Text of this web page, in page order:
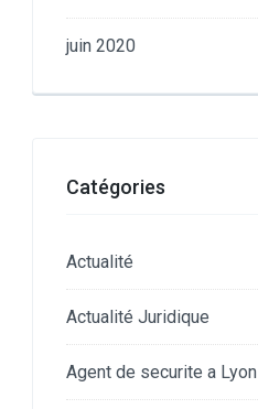
juin 2020
Catégories
Actualité
Actualité Juridique
Agent de securite a Lyon